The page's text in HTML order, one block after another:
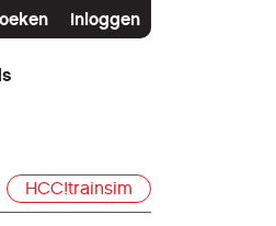
Inloggen
HCC!trainsim